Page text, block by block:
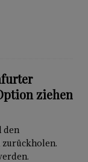
ziehen
den